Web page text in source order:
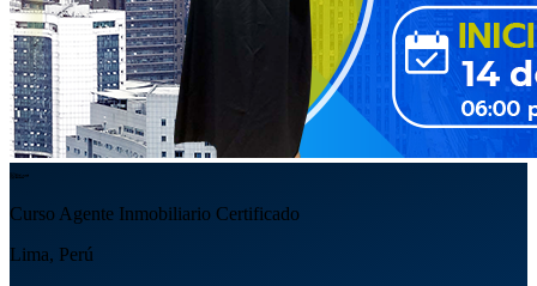
Curso Agente Inmobiliario Certificado
Lima, Perú